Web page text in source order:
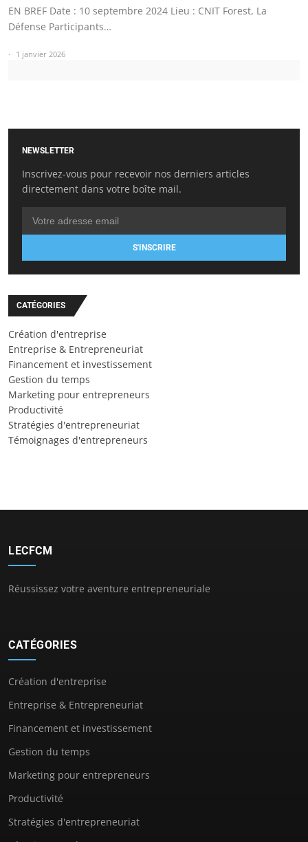
EN BREF Date : 10 septembre 2024 Lieu : CNIT Forest, La
Défense Participants…
1 janvier 2026
NEWSLETTER
Inscrivez-vous pour recevoir nos derniers articles
directement dans votre boîte mail.
S'INSCRIRE
CATÉGORIES
Création d'entreprise
Entreprise & Entrepreneuriat
Financement et investissement
Gestion du temps
Marketing pour entrepreneurs
Productivité
Stratégies d'entrepreneuriat
Témoignages d'entrepreneurs
LECFCM
Réussissez votre aventure entrepreneuriale
CATÉGORIES
Création d'entreprise
Entreprise & Entrepreneuriat
Financement et investissement
Gestion du temps
Marketing pour entrepreneurs
Productivité
Stratégies d'entrepreneuriat